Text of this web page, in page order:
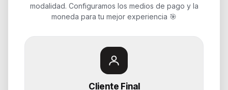
modalidad. Configuramos los medios de pago y la
moneda para tu mejor experiencia 🎯
Cliente Final
Time to work
Categorías
Notebooks